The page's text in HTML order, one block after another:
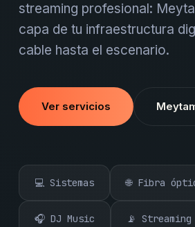
streaming profesional:
capa de tu infraestructura
cable hasta el escenario.
Ver servicios
💻 Sistemas 🌐 Fibra
🎧 DJ Music 📡 Streaming